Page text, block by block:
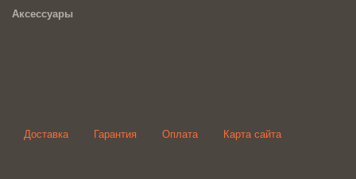
Аксессуары
Доставка Гарантия Оплата Карта сайта